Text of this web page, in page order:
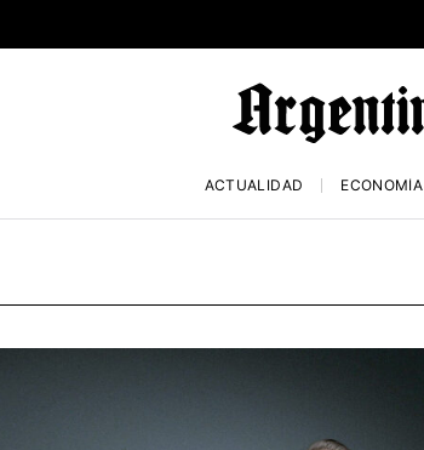
ACTUALIDAD ECONOMÍA